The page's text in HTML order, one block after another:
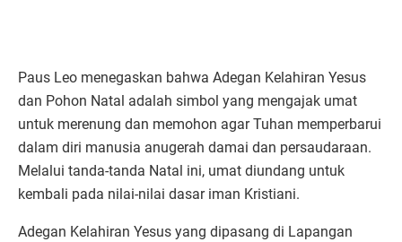
Paus Leo menegaskan bahwa Adegan Kelahiran Yesus
dan Pohon Natal adalah simbol yang mengajak umat
untuk merenung dan memohon agar Tuhan memperbarui
dalam diri manusia anugerah damai dan persaudaraan.
Melalui tanda-tanda Natal ini, umat diundang untuk
kembali pada nilai-nilai dasar iman Kristiani.
Adegan Kelahiran Yesus yang dipasang di Lapangan